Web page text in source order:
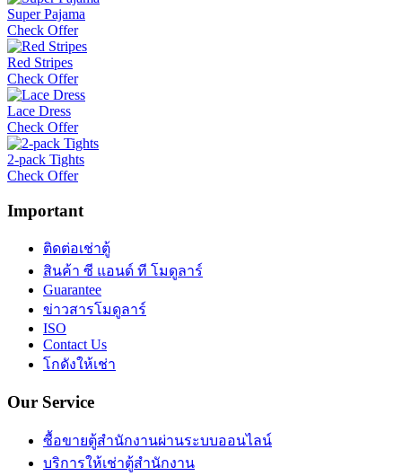
Super Pajama
Check Offer
Red Stripes
Check Offer
Lace Dress
Check Offer
2-pack Tights
Check Offer
Important
ติดต่อเช่าตู้
สินค้า ซี แอนด์ ที โมดูลาร์
Guarantee
ข่าวสารโมดูลาร์
ISO
Contact Us
โกดังให้เช่า
Our Service
ซื้อขายตู้สำนักงานผ่านระบบออนไลน์
บริการให้เช่าตู้สำนักงาน